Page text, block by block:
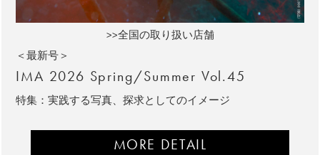
>>全国の取り扱い店舗
＜最新号＞
IMA 2026 Spring/Summer Vol.45
特集：実践する写真、探求としてのイメージ
MORE DETAIL